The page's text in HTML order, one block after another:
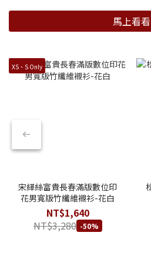
馬上看看
XS、S Only
宋緙絲富貴長春滿版數位印
花男寬版竹纖維襯衫-花白
NT$1,640
NT$3,280 -50%